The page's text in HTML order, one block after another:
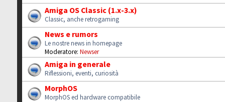
Amiga OS Classic (1.x-3.x)
Classic, anche retrogaming
News e rumors
Le nostre news in homepage
Moderatore: Newser
Amiga in generale
Riflessioni, eventi, curiosità
MorphOS
MorphOS ed hardware compatibile